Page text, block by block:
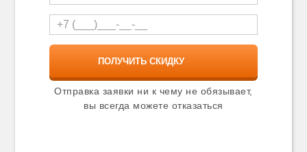
Отправка заявки ни к чему не обязывает,
вы всегда можете отказаться